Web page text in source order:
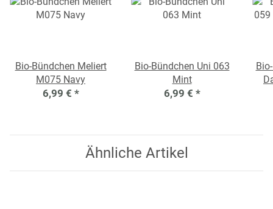
Bio-Bündchen Meliert
M075 Navy
6,99 € *
Bio-Bündchen Uni 063
Mint
6,99 € *
Ähnliche Artikel